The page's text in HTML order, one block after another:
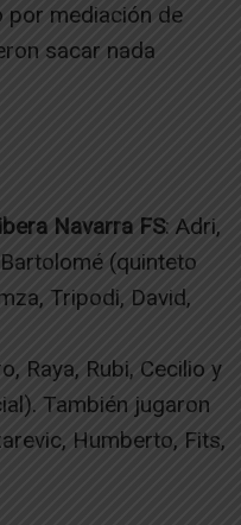
por mediación de
sacar nada
Navarra FS: Adri,
(quinteto
Tripodi, David,
Raya, Rubi, Cecilio y
También jugaron
Humberto, Fits,